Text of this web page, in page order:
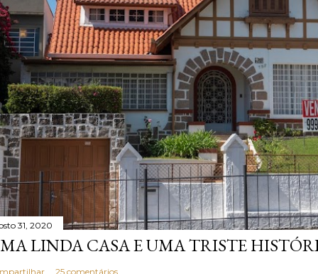
31, 2020
LINDA CASA E UMA TRISTE
25 comentários